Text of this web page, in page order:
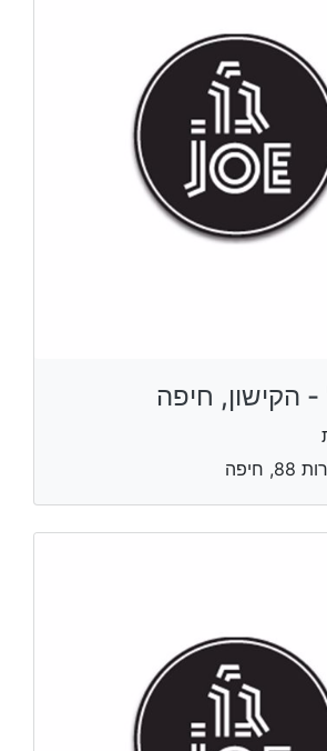
הקישון, חיפה